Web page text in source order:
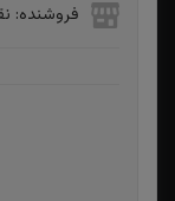
فروشنده: